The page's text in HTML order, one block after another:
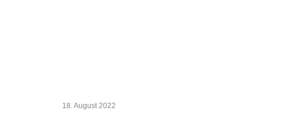
18. August 2022